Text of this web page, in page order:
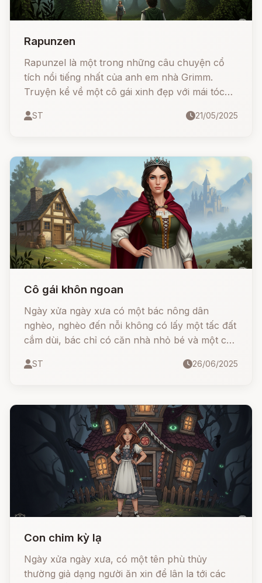
Rapunzen
Rapunzel là một trong những câu chuyện cổ
tích nổi tiếng nhất của anh em nhà Grimm.
Truyện kể về một cô gái xinh đẹp với mái tóc
cao. Nhưng tình yêu và lòng dũng cảm đã giúp
ST 21/05/2025
Cô gái khôn ngoan
Ngày xửa ngày xưa có một bác nông dân
nghèo, nghèo đến nỗi không có lấy một tấc đất
cắm dùi, bác chỉ có căn nhà nhỏ bé và một cô
ST 26/06/2025
Con chim kỳ lạ
Ngày xửa ngày xưa, có một tên phù thủy
thường giả dạng người ăn xin để lân la tới các